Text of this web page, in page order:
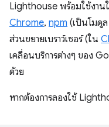
Lighthouse พร้อมใช้งาน
Chrome, npm (เป็นโมดู
ส่วนขยายเบราว์เซอร์ (ใน
เคลื่อนบริการต่างๆ ของ
ด้วย
หากต้องการลองใช้